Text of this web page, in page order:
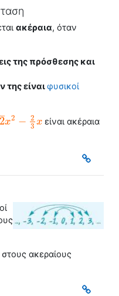
ακέραια, όταν
της πρόσθεσης και
της είναιφυσικοί
x2 − 2
3 x
2−2 3x
είναι ακέραια
ακεραίους